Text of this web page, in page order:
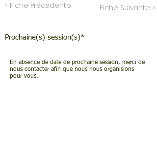
< Fiche Précédente Fiche Suivante >
Prochaine(s) session(s)*
En absence de date de prochaine session, merci de
nous contacter afin que nous nous organisions
pour vous.